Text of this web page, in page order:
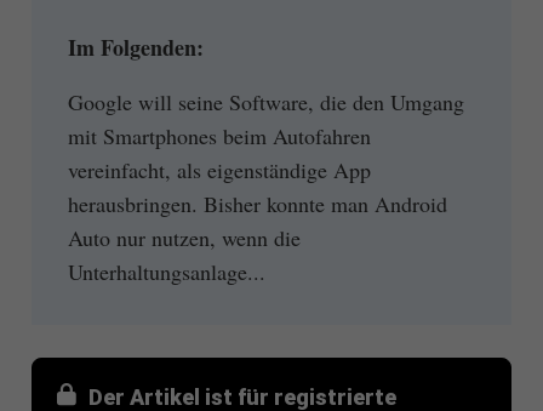
Im Folgenden:
Google will seine Software, die den Umgang
mit Smartphones beim Autofahren
vereinfacht, als eigenständige App
herausbringen. Bisher konnte man Android
Auto nur nutzen, wenn die
Unterhaltungsanlage...
Der Artikel ist für registrierte